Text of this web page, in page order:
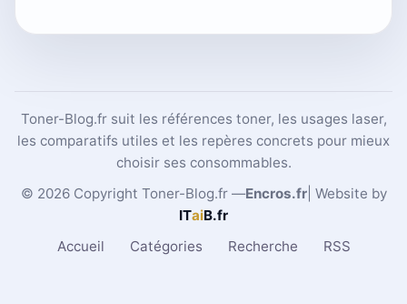
Toner-Blog.fr suit les références toner, les usages laser,
les comparatifs utiles et les repères concrets pour mieux
choisir ses consommables.
© 2026 Copyright Toner-Blog.fr —Encros.fr| Website by
ITaiB.fr
Accueil
Catégories Recherche RSS